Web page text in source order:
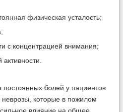
физическая усталость;
с концентрацией внимания;
постоянных болей у пациентов
которые в пожилом
сильное влияние на общее